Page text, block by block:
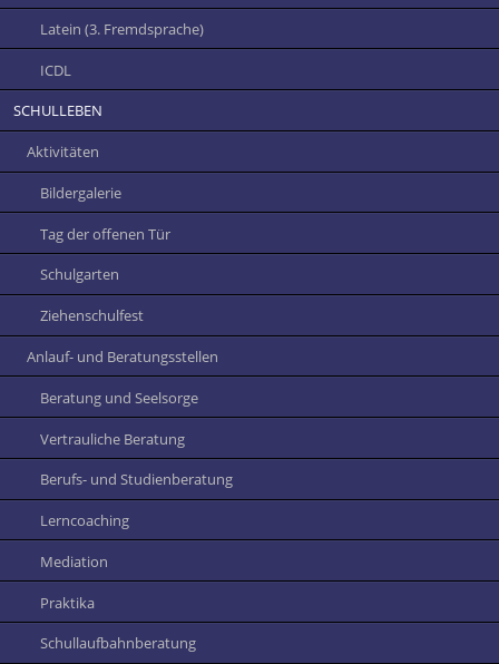
Latein (3. Fremdsprache)
ICDL
SCHULLEBEN
Aktivitäten
Bildergalerie
Tag der offenen Tür
Schulgarten
Ziehenschulfest
Anlauf- und Beratungsstellen
Beratung und Seelsorge
Vertrauliche Beratung
Berufs- und Studienberatung
Lerncoaching
Mediation
Praktika
Schullaufbahnberatung